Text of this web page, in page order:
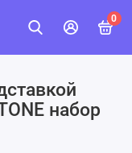
0
набор